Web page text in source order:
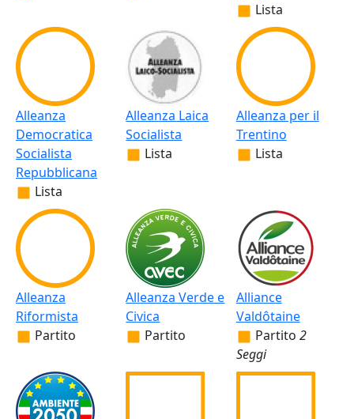
Lista
Alleanza
Democratica
Socialista
Repubblicana
Lista
Alleanza Laica
Socialista
Lista
Alleanza per il
Trentino
Lista
Alleanza
Riformista
Partito
Alleanza Verde e
Civica
Partito
Alliance
Valdôtaine
Partito 2
Seggi